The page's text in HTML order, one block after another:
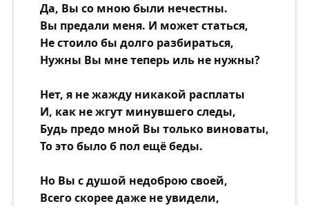
Да, Вы со мною были нечестны.
Вы предали меня. И может статься,
Не стоило бы долго разбираться,
Нужны Вы мне теперь иль не нужны?
Нет, я не жажду никакой расплаты
И, как не жгут минувшего следы,
Будь предо мной Вы только виноваты,
То это было б пол ещё беды.
Но Вы с душой недоброю своей,
Всего скорее даже не увидели,